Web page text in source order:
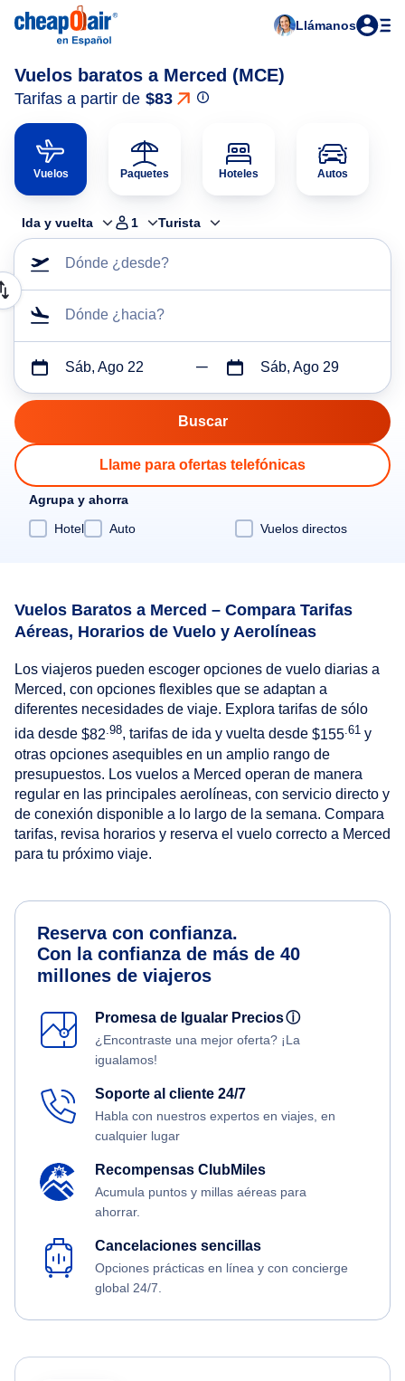
Llámanos
Vuelos baratos a Merced (MCE)
Tarifas a partir de $83
Vuelos Paquetes Hoteles Autos
Ida y vuelta 1 Turista
Dónde ¿desde?
Dónde ¿hacia?
Sáb, Ago 22 Sáb, Ago 29
Llame para ofertas telefónicas
Agrupa y ahorra
Hotel
Auto Vuelos directos
Vuelos Baratos a Merced – Compara Tarifas
Aéreas, Horarios de Vuelo y Aerolíneas
Los viajeros pueden escoger opciones de vuelo diarias a
Merced, con opciones flexibles que se adaptan a
diferentes necesidades de viaje. Explora tarifas de sólo
ida desde $82 .98, tarifas de ida y vuelta desde $155 .61 y
otras opciones asequibles en un amplio rango de
presupuestos. Los vuelos a Merced operan de manera
regular en las principales aerolíneas, con servicio directo y
de conexión disponible a lo largo de la semana. Compara
tarifas, revisa horarios y reserva el vuelo correcto a Merced
para tu próximo viaje.
Reserva con confianza.
Con la confianza de más de 40
millones de viajeros
Promesa de Igualar Preciosⓘ
¿Encontraste una mejor oferta? ¡La
igualamos!
Soporte al cliente 24/7
Habla con nuestros expertos en viajes, en
cualquier lugar
Recompensas ClubMiles
Acumula puntos y millas aéreas para
ahorrar.
Cancelaciones sencillas
Opciones prácticas en línea y con concierge
global 24/7.